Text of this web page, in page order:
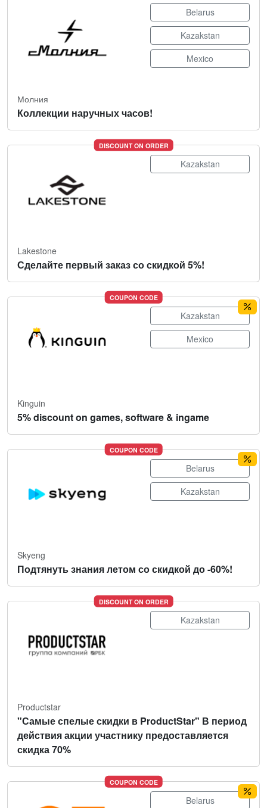
Belarus
Kazakstan
Mexico
Молния
Коллекции наручных часов!
DISCOUNT ON ORDER
Kazakstan
Lakestone
Сделайте первый заказ со скидкой 5%!
COUPON CODE
Kazakstan
Mexico
Kinguin
5% discount on games, software & ingame
COUPON CODE
Belarus
Kazakstan
Skyeng
Подтянуть знания летом со скидкой до -60%!
DISCOUNT ON ORDER
Kazakstan
Productstar
"Самые спелые скидки в ProductStar" В период
действия акции участнику предоставляется
скидка 70%
COUPON CODE
Belarus